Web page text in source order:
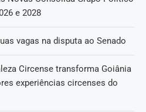
e 2028
vagas na disputa ao Senado
Circense transforma Goiânia
experiências circenses do